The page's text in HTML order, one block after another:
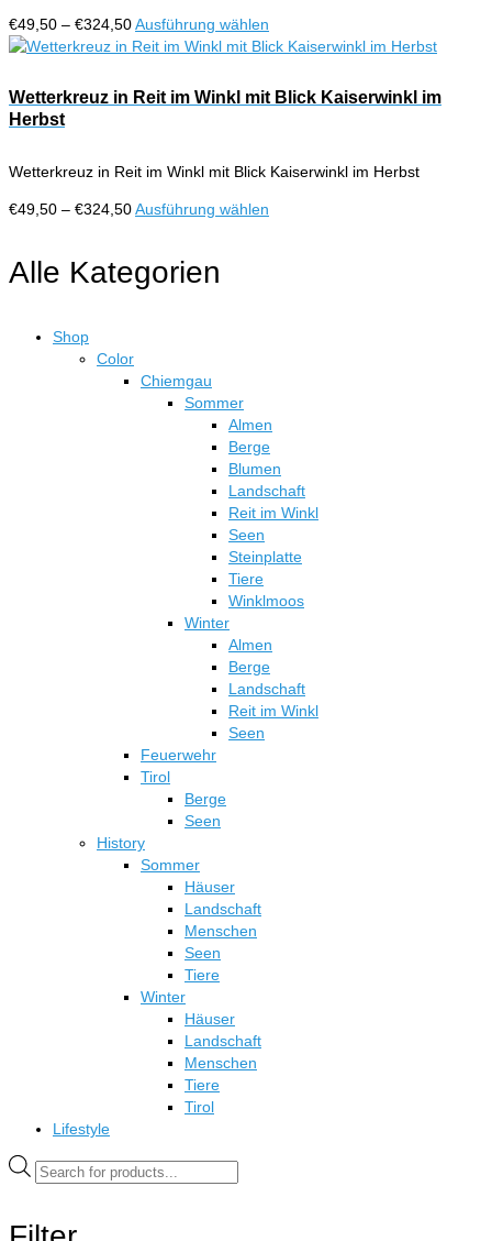
der
Produktseite
werden
€49,50 – €324,50Preisspanne:
€49,50
€324,50
Ausführung wählen
Produkt
mehrere
Varianten
Optionen
auf
Wetterkreuz in Reit im Winkl mit Blick Kaiserwinkl im
Herbst
Wetterkreuz in Reit im Winkl mit Blick Kaiserwinkl im Herbst
€49,50 – €324,50Preisspanne:
€324,50
Ausführung wählen
der
Produktseite
gewählt
werden
Alle Kategorien
Shop
Color
Chiemgau
Sommer
Almen
Berge
Blumen
Landschaft
Reit im Winkl
Seen
Steinplatte
Tiere
Winklmoos
Winter
Almen
Berge
Landschaft
Reit im Winkl
Seen
Feuerwehr
Tirol
Berge
Seen
History
Sommer
Häuser
Landschaft
Menschen
Seen
Tiere
Winter
Häuser
Landschaft
Menschen
Tiere
Tirol
Lifestyle
Products
search